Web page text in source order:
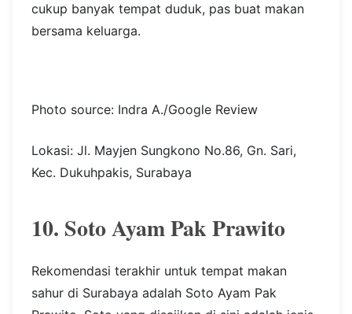
cukup banyak tempat duduk, pas buat makan
bersama keluarga.